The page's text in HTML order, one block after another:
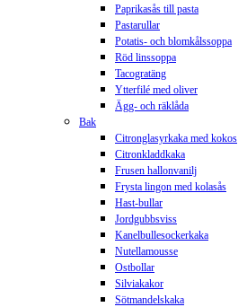
Paprikasås till pasta
Pastarullar
Potatis- och blomkålssoppa
Röd linssoppa
Tacogratäng
Ytterfilé med oliver
Ägg- och räklåda
Bak
Citronglasyrkaka med kokos
Citronkladdkaka
Frusen hallonvanilj
Frysta lingon med kolasås
Hast-bullar
Jordgubbsviss
Kanelbullesockerkaka
Nutellamousse
Ostbollar
Silviakakor
Sötmandelskaka